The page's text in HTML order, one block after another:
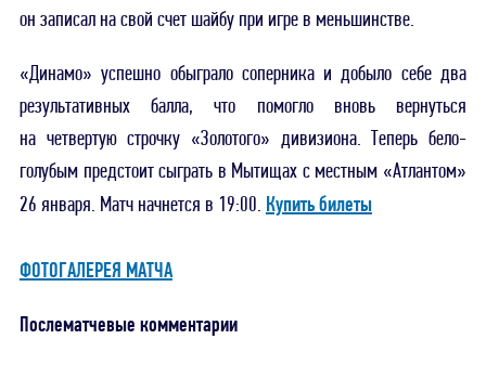
он записал на свой счет шайбу при игре в меньшинстве.
«Динамо» успешно обыграло соперника и добыло себе два
результативных балла, что помогло вновь вернуться
на четвертую строчку «Золотого» дивизиона. Теперь бело-
голубым предстоит сыграть в Мытищах с местным «Атлантом»
26 января. Матч начнется в 19:00. Купить билеты
ФОТОГАЛЕРЕЯ МАТЧА
Послематчевые комментарии